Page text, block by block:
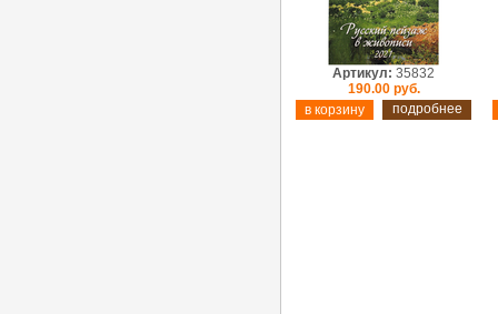
Артикул: 35832
190.00 руб.
подробнее